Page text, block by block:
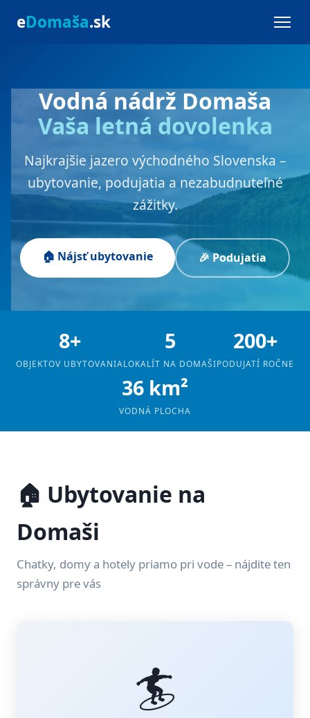
eDomaša.sk
Vodná nádrž Domaša
Vaša letná dovolenka
Najkrajšie jazero východného Slovenska –
ubytovanie, podujatia a nezabudnuteľné
zážitky.
🏠 Nájsť ubytovanie 🎉 Podujatia
8+
OBJEKTOV UBYTOVANIA
5
LOKALÍT NA DOMAŠI
200+
PODUJATÍ ROČNE
36 km²
VODNÁ PLOCHA
🏠 Ubytovanie na
Domaši
Chatky, domy a hotely priamo pri vode – nájdite ten
správny pre vás
🏄